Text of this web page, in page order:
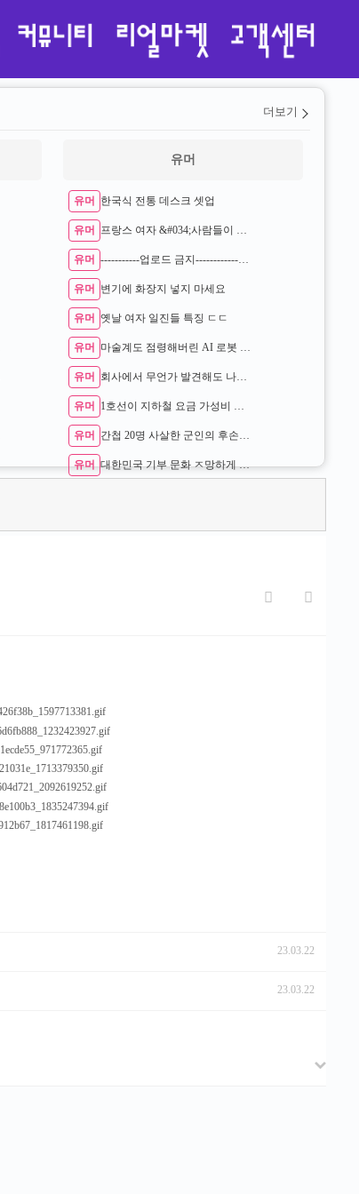
더보기
유머
유머 한국식 전통 데스크 셋업
유머 프랑스 여자 &#034;사람들이 왜 나 보고 더러운(공장) 일 하냐고 하…
유머 -----------업로드 금지----------------
유머 변기에 화장지 넣지 마세요
유머 옛날 여자 일진들 특징 ㄷㄷ
유머 마술계도 점령해버린 AI 로봇 ㄷㄷ
유머 회사에서 무언가 발견해도 나대지 않는 이유
유머 1호선이 지하철 요금 가성비 좋은 이유
유머 간첩 20명 사살한 군인의 후손 ㄷㄷ
유머 대한민국 기부 문화 ㅈ망하게 만든 원흉
23.03.22
23.03.22